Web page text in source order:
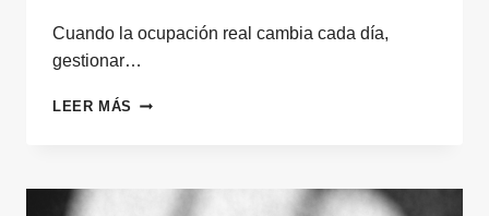
Cuando la ocupación real cambia cada día,
gestionar…
LEER MÁS GEMELO
PARA